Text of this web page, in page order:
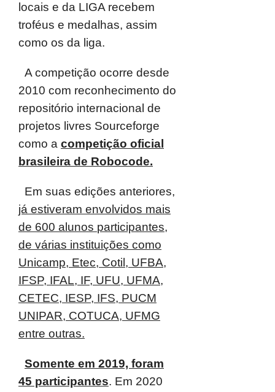
locais e da LIGA recebem
troféus e medalhas, assim
como os da liga.
A competição ocorre desde
2010 com reconhecimento do
repositório internacional de
projetos livres Sourceforge
como a competição oficial
brasileira de Robocode.
Em suas edições anteriores,
já estiveram envolvidos mais
de 600 alunos participantes,
de várias instituições como
Unicamp, Etec, Cotil, UFBA,
IFSP, IFAL, IF, UFU, UFMA,
CETEC, IESP, IFS, PUCM
UNIPAR, COTUCA, UFMG
entre outras.
Somente em 2019, foram
45 participantes. Em 2020